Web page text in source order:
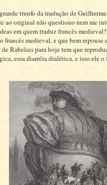
trunfo da tradução de
ao original não questiono nem me
em quem traduz francês
francês medieval, e que bem repouse
de Rabelais para hoje tem que
essa diarréia dialética, e isso ele